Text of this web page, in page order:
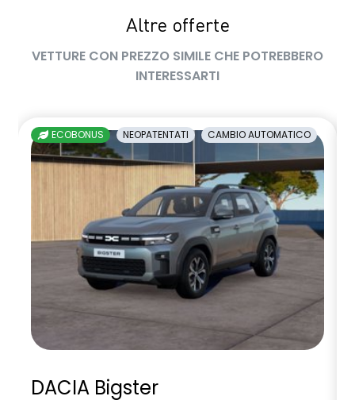
volante multifunzione in TEPAltre offerte
VETTURE CON PREZZO SIMILE CHE POTREBBERO
INTERESSARTI
ECOBONUS NEOPATENTATI CAMBIO AUTOMATICO
DACIA Bigster